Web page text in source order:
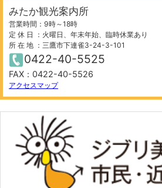
みたか観光案内所
営業時間：9時～18時
定 休 日 ：火曜日、年末年始、臨時休業あり
所 在 地 ：三鷹市下連雀3-24-3-101
0422-40-5525
FAX：0422-40-5526
アクセスマップ